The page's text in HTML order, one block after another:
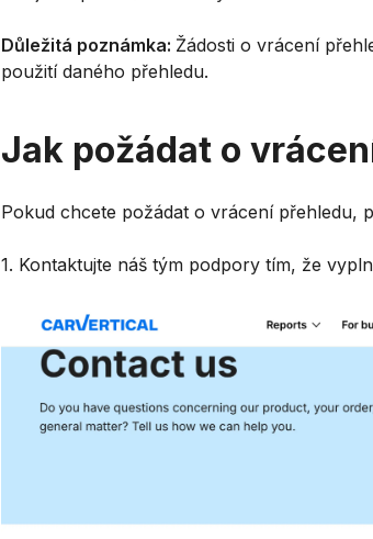
Důležitá poznámka: Žádosti o vrácení
použití daného přehledu.
Jak požádat o
Pokud chcete požádat o vrácení přehledu,
1. Kontaktujte náš tým podpory tím, že